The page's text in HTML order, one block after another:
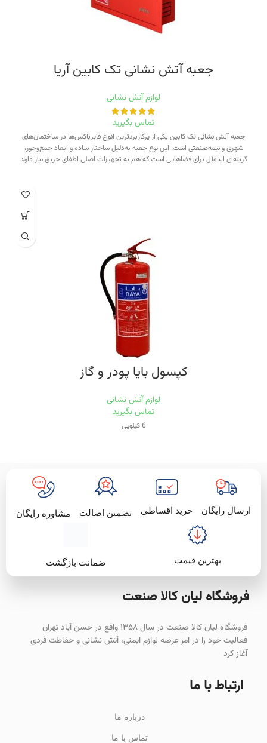
جعبه آتش نشانی تک کابین آریا
لوازم آتش نشانی
تماس بگیرید
جعبه آتش نشانی تک کابین یکی از پرکاربردترین انواع فایرباکس‌ها در ساختمان‌های
شهری و نیمه‌صنعتی است. این نوع جعبه به‌دلیل ساختار ساده و ابعاد جمع‌وجور،
گزینه‌ای ایده‌آل برای فضاهایی است که هم به تجهیزات اصلی اطفای حریق نیاز دارند
کپسول بایا پودر و گاز
لوازم آتش نشانی
تماس بگیرید
6 کیلویی
ارسال رایگان خرید اقساطی تضمین اصالت مشاوره رایگان
بهترین قیمت ضمانت بازگشت
فروشگاه لیان‌ کالا صنعت
فروشگاه لیان کالا صنعت در سال ۱۳۵۸ واقع در حسن آباد تهران
فعالیت خود را در امر عرضه لوازم ایمنی، آتش نشانی و حفاظت فردی
آغاز کرد
ارتباط با ما
درباره ما
تماس با ما